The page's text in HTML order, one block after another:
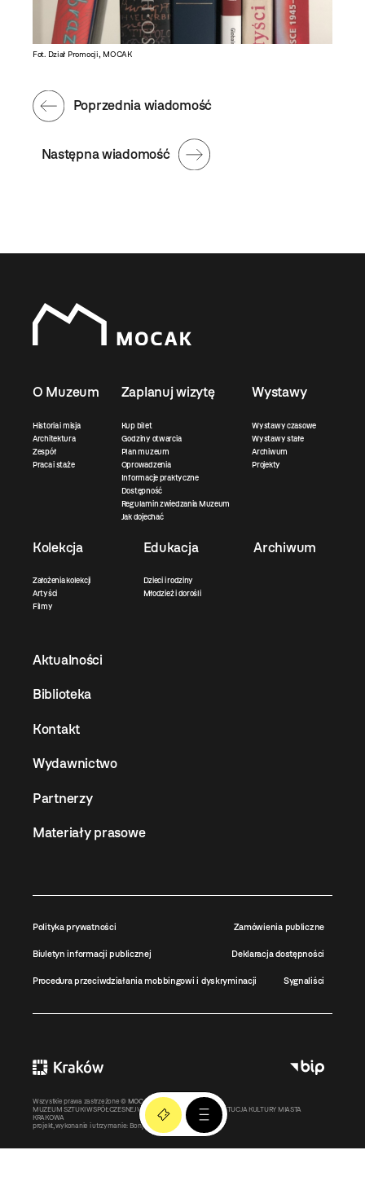
Fot. Dział Promocji, MOCAK
Następna wiadomość
Poprzednia wiadomość
O Muzeum
Historia i misja
Architektura
Zespół
Praca i staże
Zaplanuj wizytę
Kup bilet
Godziny otwarcia
Plan muzeum
Oprowadzenia
Informacje praktyczne
Dostępność
Regulamin zwiedzania Muzeum
Jak dojechać
Wystawy
Wystawy czasowe
Wystawy stałe
Archiwum
Projekty
Kolekcja
Założenia kolekcji
Artyści
Filmy
Edukacja
Dzieci i rodziny
Młodzież i dorośli
Archiwum
Aktualności
Biblioteka
Kontakt
Wydawnictwo
Partnerzy
Materiały prasowe
Polityka prywatności Zamówienia publiczne
Biuletyn informacji publicznej Deklaracja dostępności
Procedura przeciwdziałania mobbingowi i dyskryminacji Sygnaliści
Wszystkie prawa zastrzeżone © MOCAK2011-2026
MUZEUM SZTUKI WSPÓŁCZESNEJ W KRAKOWIE MOCAK – INSTYTUCJA KULTURY MIASTA
KRAKOWA
projekt, wykonanie i utrzymanie: Bonjour.pl